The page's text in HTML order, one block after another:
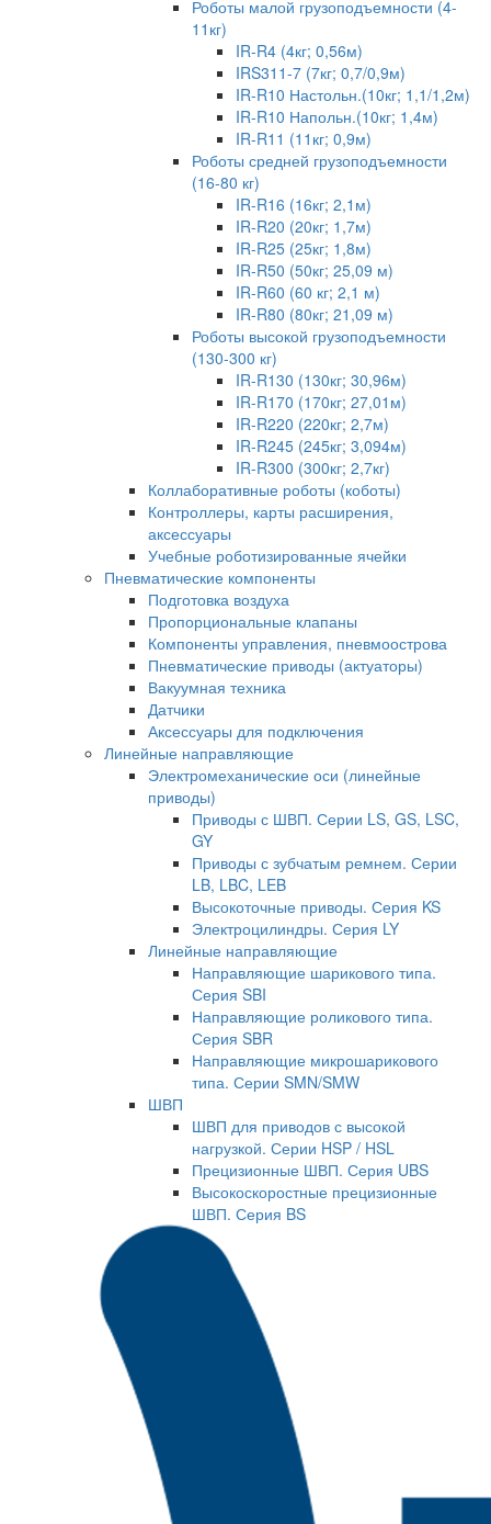
Роботы малой грузоподъемности (4-
11кг)
IR-R4 (4кг; 0,56м)
IRS311-7 (7кг; 0,7/0,9м)
IR-R10 Настольн.(10кг; 1,1/1,2м)
IR-R10 Напольн.(10кг; 1,4м)
IR-R11 (11кг; 0,9м)
Роботы средней грузоподъемности
(16-80 кг)
IR-R16 (16кг; 2,1м)
IR-R20 (20кг; 1,7м)
IR-R25 (25кг; 1,8м)
IR-R50 (50кг; 25,09 м)
IR-R60 (60 кг; 2,1 м)
IR-R80 (80кг; 21,09 м)
Роботы высокой грузоподъемности
(130-300 кг)
IR-R130 (130кг; 30,96м)
IR-R170 (170кг; 27,01м)
IR-R220 (220кг; 2,7м)
IR-R245 (245кг; 3,094м)
IR-R300 (300кг; 2,7кг)
Коллаборативные роботы (коботы)
Контроллеры, карты расширения,
аксессуары
Учебные роботизированные ячейки
Пневматические компоненты
Подготовка воздуха
Пропорциональные клапаны
Компоненты управления, пневмоострова
Пневматические приводы (актуаторы)
Вакуумная техника
Датчики
Аксессуары для подключения
Линейные направляющие
Электромеханические оси (линейные
приводы)
Приводы с ШВП. Серии LS, GS, LSC,
GY
Приводы с зубчатым ремнем. Серии
LB, LBC, LEB
Высокоточные приводы. Серия KS
Электроцилиндры. Серия LY
Линейные направляющие
Направляющие шарикового типа.
Серия SBI
Направляющие роликового типа.
Серия SBR
Направляющие микрошарикового
типа. Серии SMN/SMW
ШВП
ШВП для приводов с высокой
нагрузкой. Серии HSP / HSL
Прецизионные ШВП. Серия UBS
Высокоскоростные прецизионные
ШВП. Серия BS